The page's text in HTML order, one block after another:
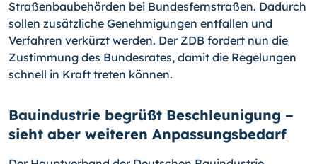
Straßenbaubehörden bei Bundesfernstraßen. Dadurch
sollen zusätzliche Genehmigungen entfallen und
Verfahren verkürzt werden. Der ZDB fordert nun die
Zustimmung des Bundesrates, damit die Regelungen
schnell in Kraft treten können.
Bauindustrie begrüßt Beschleunigung –
sieht aber weiteren Anpassungsbedarf